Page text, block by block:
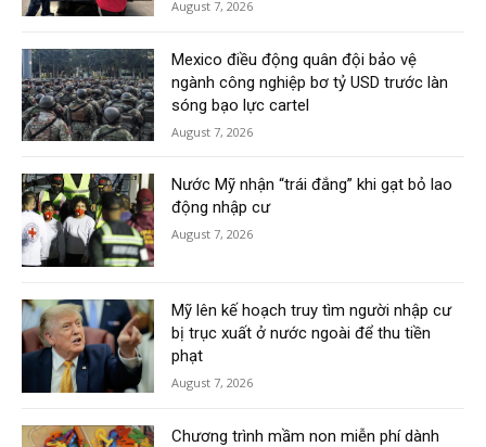
August 7, 2026
Mexico điều động quân đội bảo vệ
ngành công nghiệp bơ tỷ USD trước làn
sóng bạo lực cartel
August 7, 2026
Nước Mỹ nhận “trái đắng” khi gạt bỏ lao
động nhập cư
August 7, 2026
Mỹ lên kế hoạch truy tìm người nhập cư
bị trục xuất ở nước ngoài để thu tiền
phạt
August 7, 2026
Chương trình mầm non miễn phí dành